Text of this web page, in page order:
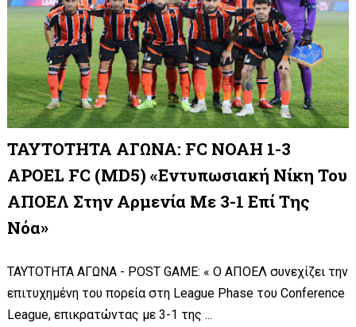
ΤΑΥΤΟΤΗΤΑ ΑΓΩΝΑ: FC NOAH 1-3
APOEL FC (MD5) «Εντυπωσιακή Νίκη Του
ΑΠΟΕΛ Στην Αρμενία Με 3-1 Επί Της
Νόα»
ΤΑΥΤΟΤΗΤΑ ΑΓΩΝΑ - POST GAME: « Ο ΑΠΟΕΛ συνεχίζει την
επιτυχημένη του πορεία στη League Phase του Conference
League, επικρατώντας με 3-1 της ...